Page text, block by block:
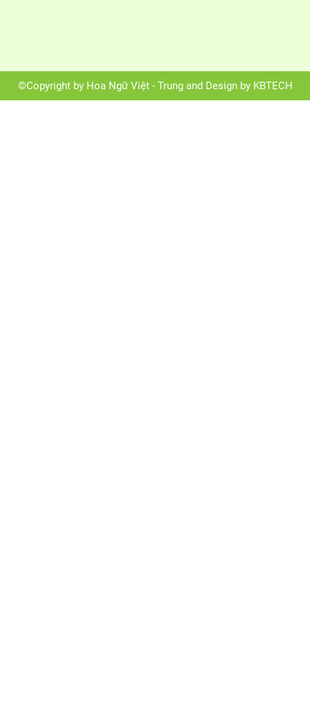
©Copyright by Hoa Ngữ Việt - Trung and Design by KBTECH